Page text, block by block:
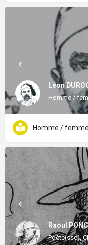
Léon
Homme /
Homme /
Raoul
Poète(sse),